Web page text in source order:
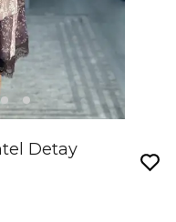
Detay